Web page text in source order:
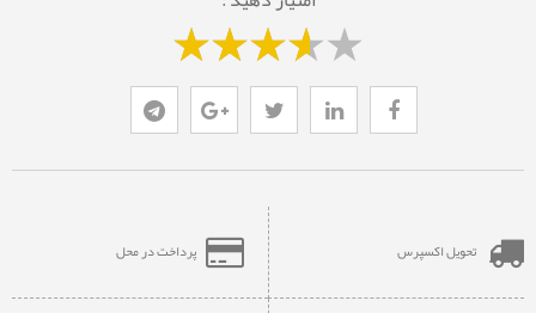
تحویل اکسپرس پرداخت در محل